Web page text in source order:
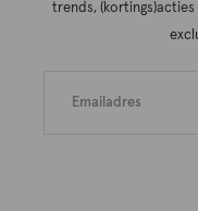
trends,